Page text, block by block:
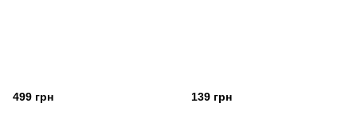
499 грн 139 грн